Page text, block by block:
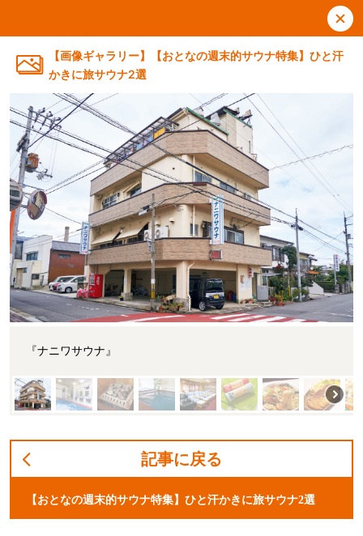
【画像ギャラリー】【おとなの週末的サウナ特集】ひと汗
かきに旅サウナ2選
『ナニワサウナ』
記事に戻る
【おとなの週末的サウナ特集】ひと汗かきに旅サウナ2選